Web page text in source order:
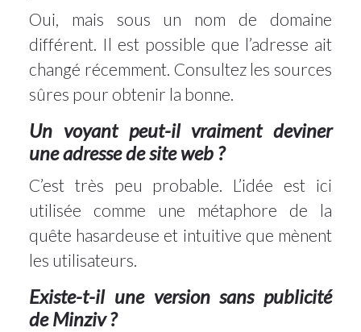
Oui, mais sous un nom de domaine
différent. Il est possible que l’adresse ait
changé récemment. Consultez les sources
sûres pour obtenir la bonne.
Un voyant peut-il vraiment deviner
une adresse de site web ?
C’est très peu probable. L’idée est ici
utilisée comme une métaphore de la
quête hasardeuse et intuitive que mènent
les utilisateurs.
Existe-t-il une version sans publicité
de Minziv ?